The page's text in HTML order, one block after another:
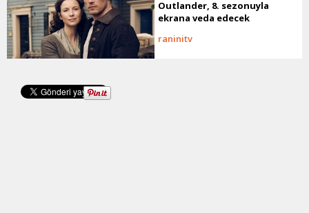
Outlander, 8. sezonuyla
ekrana veda edecek
raninitv